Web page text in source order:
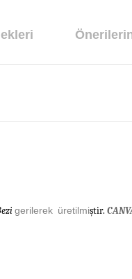
gerilerek üretilmiştir.